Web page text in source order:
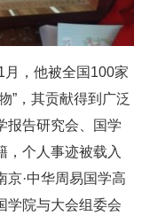
，他被全国100家
”，其贡献得到广泛
报告研究会、国学
，个人事迹被载入
京·中华周易国学高
学院与大会组委会